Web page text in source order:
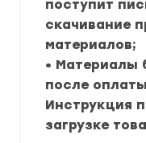
поступит
скачивание
материалов;
• Материалы
после
Инструкция
загрузке